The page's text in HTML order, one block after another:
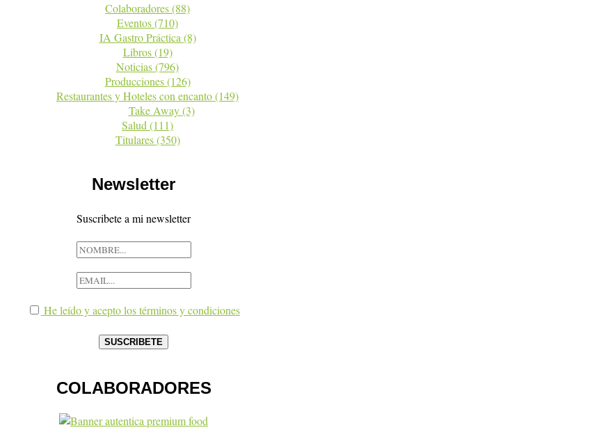
Colaboradores(88)
Eventos(710)
IA Gastro Práctica(8)
Libros(19)
Noticias(796)
Producciones(126)
Restaurantes y Hoteles con encanto(149)
Take Away(3)
Salud(111)
Titulares(350)
Newsletter
Suscribete a mi newsletter
He leído y acepto los términos y condiciones
COLABORADORES